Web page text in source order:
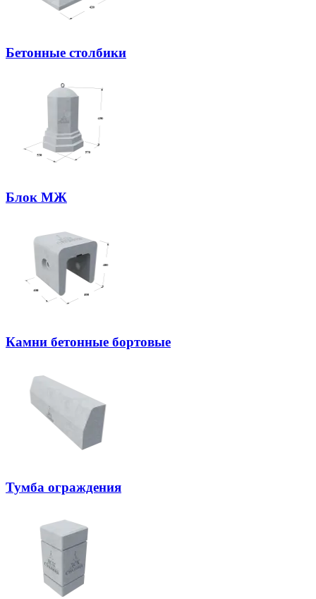
Бетонные столбики
Блок МЖ
Камни бетонные бортовые
Тумба ограждения